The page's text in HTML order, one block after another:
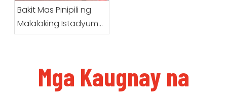
Bakit Mas Pinipili ng
Malalaking Istadyum
ang HUADONG
Mga Kaugnay na